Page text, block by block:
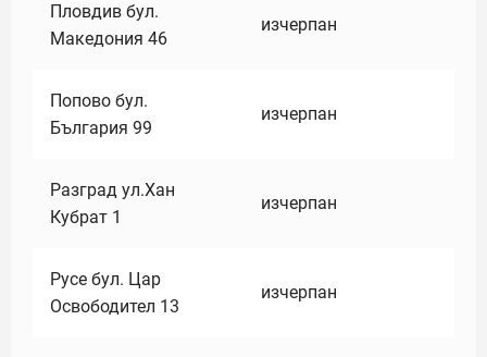
Пловдив бул.
Македония 46
изчерпан
Попово бул.
България 99
изчерпан
Разград ул.Хан
Кубрат 1
изчерпан
Русе бул. Цар
Освободител 13
изчерпан